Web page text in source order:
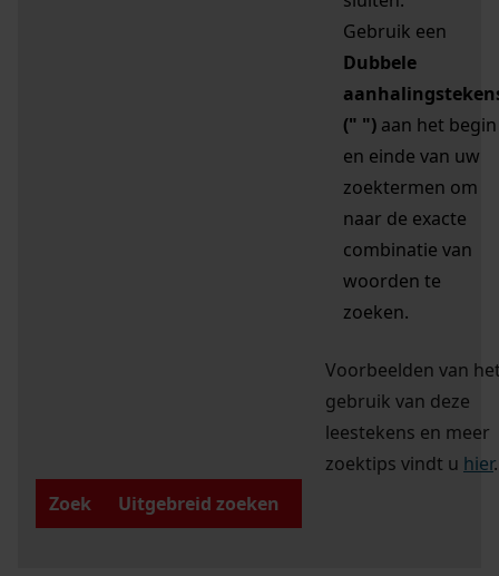
Gebruik een
Dubbele
(" ") aan het begin
en einde van uw
zoektermen om
naar de exacte
combinatie van
woorden te
zoeken.
Voorbeelden van
gebruik van deze
leestekens en meer
zoektips vindt u hier.
Zoek
Uitgebreid zoeken